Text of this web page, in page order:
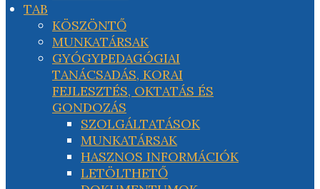
TAB
KÖSZÖNTŐ
MUNKATÁRSAK
GYÓGYPEDAGÓGIAI
TANÁCSADÁS, KORAI
FEJLESZTÉS, OKTATÁS ÉS
GONDOZÁS
SZOLGÁLTATÁSOK
MUNKATÁRSAK
HASZNOS INFORMÁCIÓK
LETÖLTHETŐ